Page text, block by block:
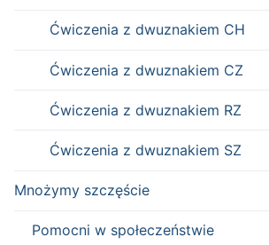
Ćwiczenia z dwuznakiem CH
Ćwiczenia z dwuznakiem CZ
Ćwiczenia z dwuznakiem RZ
Ćwiczenia z dwuznakiem SZ
Mnożymy szczęście
Pomocni w społeczeństwie